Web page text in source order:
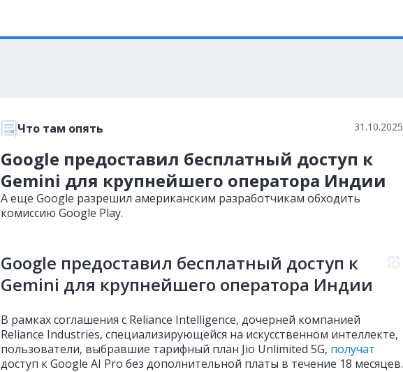
Что там опять 31.10.2025
Google предоставил бесплатный доступ к
Gemini для крупнейшего оператора Индии
А еще Google разрешил американским разработчикам обходить
комиссию Google Play.
Google предоставил бесплатный доступ к
Gemini для крупнейшего оператора Индии
В рамках соглашения с Reliance Intelligence, дочерней компанией
Reliance Industries, специализирующейся на искусственном интеллекте,
пользователи, выбравшие тарифный план Jio Unlimited 5G, получат
доступ к Google AI Pro без дополнительной платы в течение 18 месяцев.